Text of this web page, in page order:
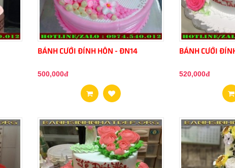
BÁNH CƯỚI ĐÍNH HÔN - ĐN14
500,000đ
BÁNH CƯỚI
520,000đ